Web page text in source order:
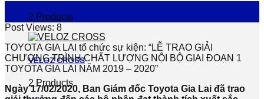
2 Products
VELOZ CROSS
2 Products
Post Views: 8
TOYOTA GIA LAI tổ chức sự kiện: “LỄ TRAO GIẢI
CHƯƠNG TRÌNH CHẤT LƯỢNG NỘI BỘ GIAI ĐOẠN 1
TOYOTA GIA LAI NĂM 2019 – 2020”
Ngày 17/02/2020, Ban Giám đốc Toyota Gia Lai đã trao